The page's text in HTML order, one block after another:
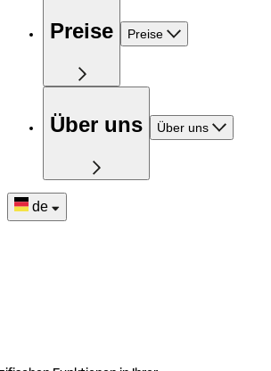
Preise Preise
Über uns Über uns
de